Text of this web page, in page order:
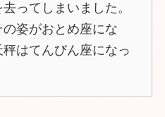
ってしまいました。
姿がおとめ座にな
はてんびん座になっ